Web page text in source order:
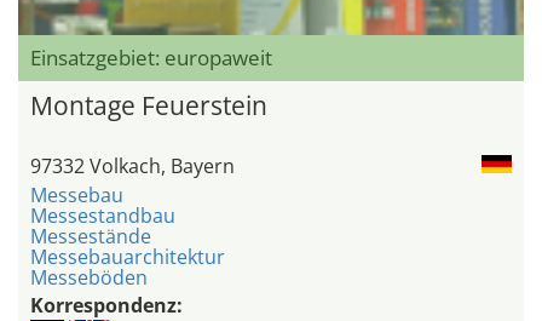
Einsatzgebiet: europaweit
Montage Feuerstein
97332 Volkach, Bayern
Messebau
Messestandbau
Messestände
Messebauarchitektur
Messeböden
Korrespondenz: